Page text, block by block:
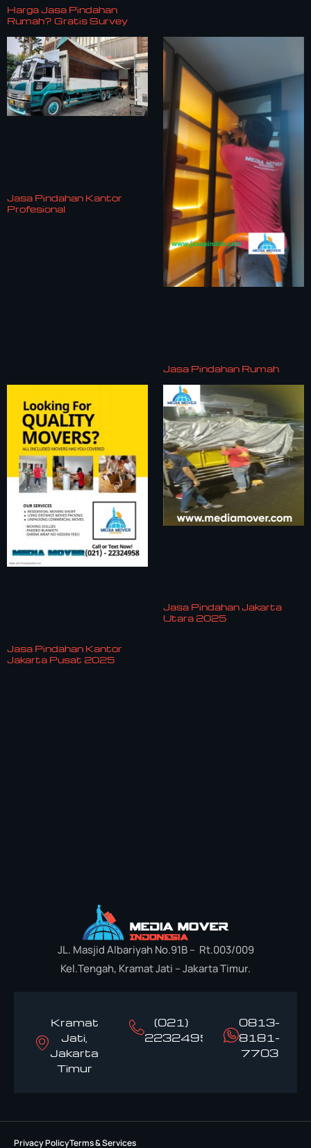
Harga Jasa Pindahan
Rumah? Gratis Survey
Jasa Pindahan Kantor
Profesional
Jasa Pindahan Rumah
Jasa Pindahan Kantor
Jakarta Pusat 2025
Jasa Pindahan Jakarta
Utara 2025
JL. Masjid Albariyah No.91B – Rt.003/009
Kel.Tengah, Kramat Jati – Jakarta Timur.
Kramat
Jati,
Jakarta
Timur
(021)
22324958
0813-
8181-
7703
Privacy PolicyTerms & Services